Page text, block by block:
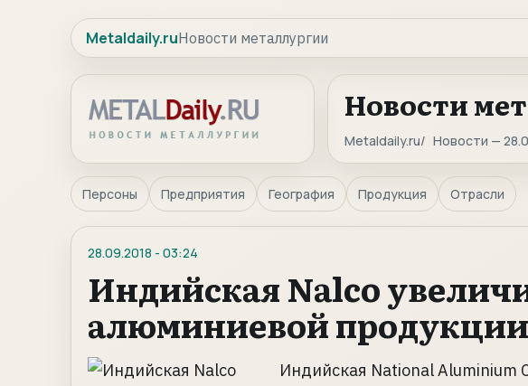
Metaldaily.ruНовости металлургии
Новости
Metaldaily.ru Новости —
Персоны Предприятия География Продукция Отрасли
28.09.2018 - 03:24
Индийская Nalco
алюминиевой продукции
Индийская National Aluminium